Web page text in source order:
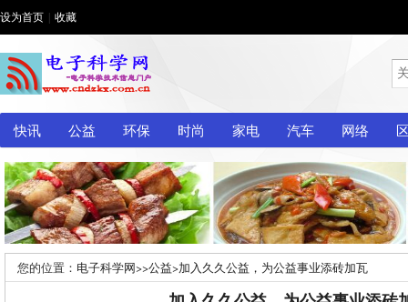
设为首页 收藏
快讯 公益 环保 时尚 家电 汽车 网络
您的位置： 电子科学网>>公益>加入久久公益，为公益事业添砖加瓦